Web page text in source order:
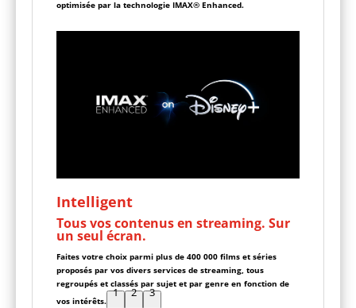
optimisée par la technologie IMAX® Enhanced.
Intelligent
Tous vos contenus en streaming. Sur
un seul écran.
Faites votre choix parmi plus de 400 000 films et séries
proposés par vos divers services de streaming, tous
regroupés et classés par sujet et par genre en fonction de
vos intérêts.
1 2 3